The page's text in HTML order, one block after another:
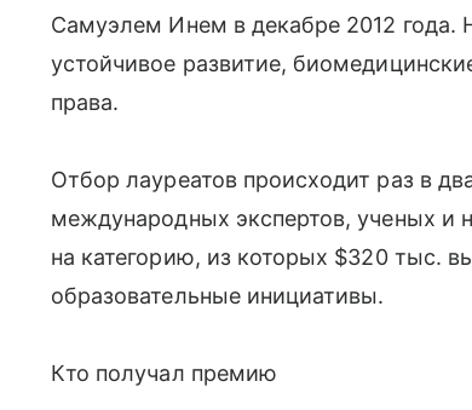
Самуэлем Инем в декабре 2012 года.
устойчивое развитие,
права.
Отбор лауреатов происходит раз в
международных экспертов, ученых и
на категорию, из которых $320 тыс.
образовательные инициативы.
Кто получал премию